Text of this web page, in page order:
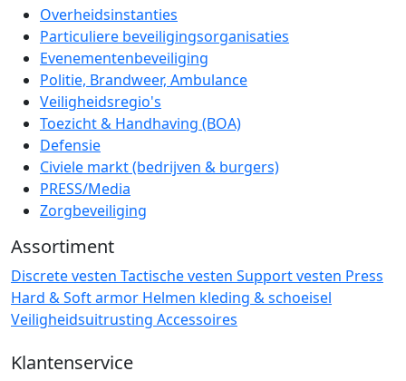
Overheidsinstanties
Particuliere beveiligingsorganisaties
Evenementenbeveiliging
Politie, Brandweer, Ambulance
Veiligheidsregio's
Toezicht & Handhaving (BOA)
Defensie
Civiele markt (bedrijven & burgers)
PRESS/Media
Zorgbeveiliging
Assortiment
Discrete vesten Tactische vesten Support vesten Press
Hard & Soft armor Helmen kleding & schoeisel
Veiligheidsuitrusting Accessoires
Klantenservice